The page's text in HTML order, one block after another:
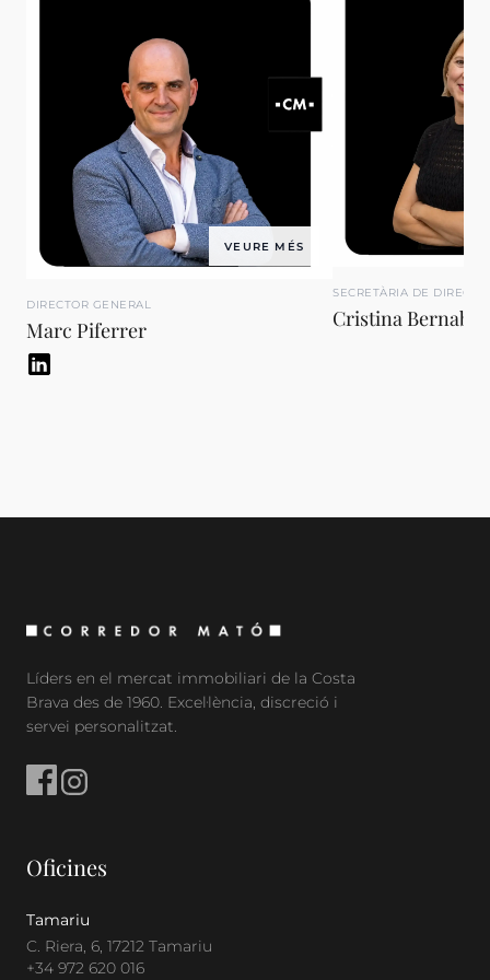
VEURE MÉS
DIRECTOR GENERAL
Marc Piferrer
SECRETÀRIA DE
Cristina Bernabeu
Líders en el mercat immobiliari de la Costa
Brava des de 1960. Excel·lència, discreció i
servei personalitzat.
Oficines
Tamariu
C. Riera, 6, 17212 Tamariu
+34 972 620 016